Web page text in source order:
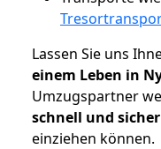
Lassen Sie uns
einem Leben in
Umzugspartner
schnell und sicher
einziehen können.